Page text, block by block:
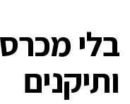
בלי
ותיקנים